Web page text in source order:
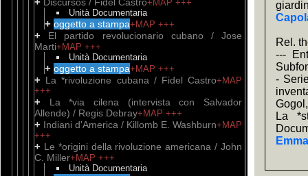
+MAP +++
Unità Documentaria
+ oggetto a stampa+MAP +++
+ El partido revolucionario cubano / Jose
Marti+MAP +++
Unità Documentaria
+ oggetto a stampa+MAP +++
+ La *rivoluzione cubana / Fidel Castro+MAP
+++
+
La *via cilena (intervista con Salvador
Allende) / Regis Debray+MAP +++
+ Indiani d'America / Killomb E. Washburn+MAP
+++
+ Le *origini della rivoluzione americana / John
C. Miller+MAP +++
Unità Documentaria
Rel.
---
-
La